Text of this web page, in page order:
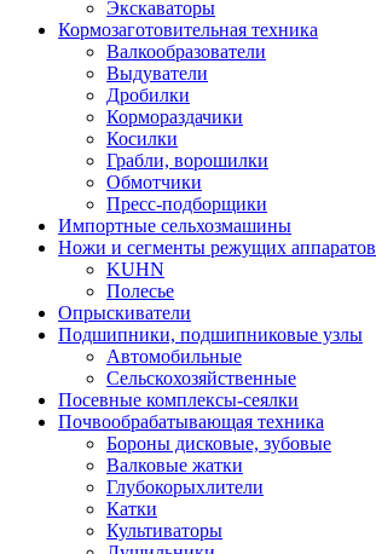
Экскаваторы
Кормозаготовительная техника
Валкообразователи
Выдуватели
Дробилки
Кормораздачики
Косилки
Грабли, ворошилки
Обмотчики
Пресс-подборщики
Импортные сельхозмашины
Ножи и сегменты режущих аппаратов
KUHN
Полесье
Опрыскиватели
Подшипники, подшипниковые узлы
Автомобильные
Сельскохозяйственные
Посевные комплексы-сеялки
Почвообрабатывающая техника
Бороны дисковые, зубовые
Валковые жатки
Глубокорыхлители
Катки
Культиваторы